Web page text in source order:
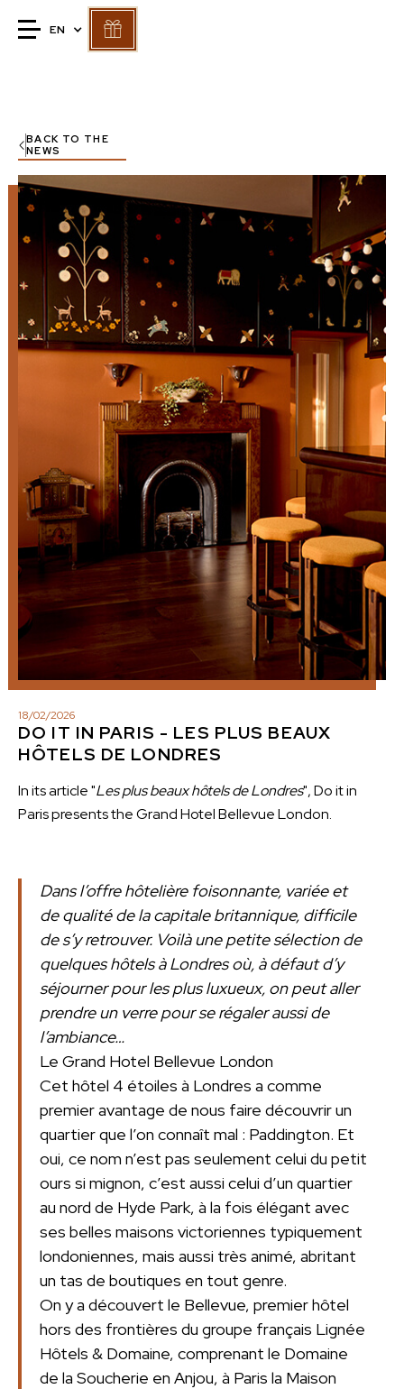
EN
BACK TO THE
NEWS
18/02/2026
DO IT IN PARIS - LES PLUS BEAUX
HÔTELS DE LONDRES
In its article "Les plus beaux hôtels de Londres", Do it in
Paris presents the Grand Hotel Bellevue London.
Dans l’offre hôtelière foisonnante, variée et
de qualité de la capitale britannique, difficile
de s’y retrouver. Voilà une petite sélection de
quelques hôtels à Londres où, à défaut d’y
séjourner pour les plus luxueux, on peut aller
prendre un verre pour se régaler aussi de
l’ambiance…
Le Grand Hotel Bellevue London
Cet hôtel 4 étoiles à Londres a comme
premier avantage de nous faire découvrir un
quartier que l’on connaît mal : Paddington. Et
oui, ce nom n’est pas seulement celui du petit
ours si mignon, c’est aussi celui d’un quartier
au nord de Hyde Park, à la fois élégant avec
ses belles maisons victoriennes typiquement
londoniennes, mais aussi très animé, abritant
un tas de boutiques en tout genre.
On y a découvert le Bellevue, premier hôtel
hors des frontières du groupe français Lignée
Hôtels & Domaine, comprenant le Domaine
de la Soucherie en Anjou, à Paris la Maison